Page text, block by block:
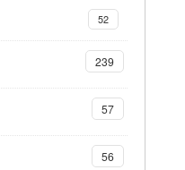
52
239
57
56